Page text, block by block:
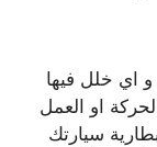
و اي خلل فيها
او العمل
سيارتك